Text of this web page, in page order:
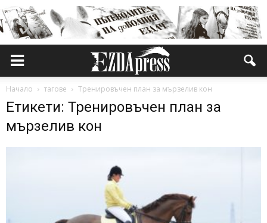
Начало тагове Тренировъчен план за мързелив кон
Етикети: Тренировъчен план за
мързелив кон